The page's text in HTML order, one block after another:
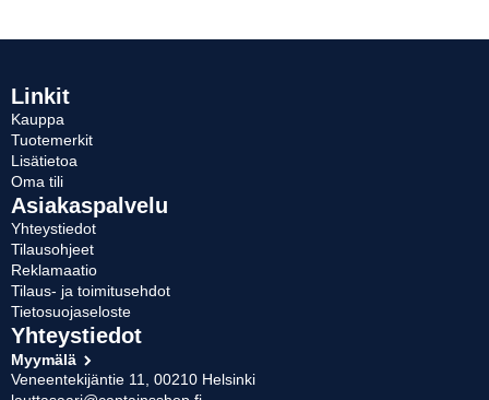
Voit
valinnat
tuotteen
sivulla.
Linkit
Kauppa
Tuotemerkit
Lisätietoa
Oma tili
Asiakaspalvelu
Yhteystiedot
Tilausohjeet
Reklamaatio
Tilaus- ja toimitusehdot
Tietosuojaseloste
Yhteystiedot
Myymälä
Veneentekijäntie 11, 00210 Helsinki